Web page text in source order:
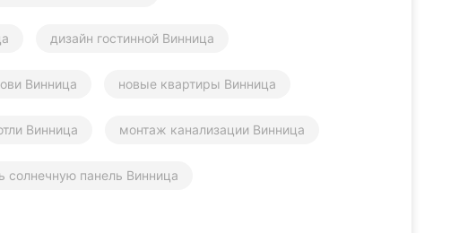
дизайн гостинной Винница
Винница новые квартиры Винница
Винница монтаж канализации Винница
солнечную панель Винница